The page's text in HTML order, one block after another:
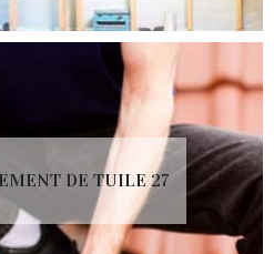
DE TUILE 27